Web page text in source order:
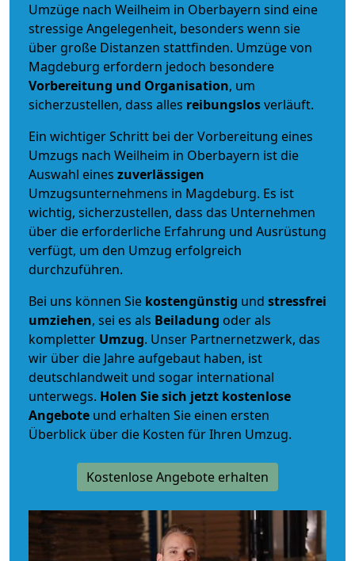
Umzüge nach Weilheim in Oberbayern sind eine
stressige Angelegenheit, besonders wenn sie
über große Distanzen stattfinden. Umzüge von
Magdeburg erfordern jedoch besondere
Vorbereitung und Organisation, um
sicherzustellen, dass alles reibungslosverläuft.
Ein wichtiger Schritt bei der Vorbereitung eines
Umzugs nach Weilheim in Oberbayern ist die
Auswahl eines zuverlässigen
Umzugsunternehmens in Magdeburg. Es ist
wichtig, sicherzustellen, dass das Unternehmen
über die erforderliche Erfahrung und Ausrüstung
verfügt, um den Umzug erfolgreich
durchzuführen.
Bei uns können Sie kostengünstig und stressfrei
umziehen, sei es als Beiladung oder als
kompletter Umzug. Unser Partnernetzwerk, das
wir über die Jahre aufgebaut haben, ist
deutschlandweit und sogar international
unterwegs. Holen Sie sich jetzt kostenlose
Angebote und erhalten Sie einen ersten
Überblick über die Kosten für Ihren Umzug.
Kostenlose Angebote erhalten